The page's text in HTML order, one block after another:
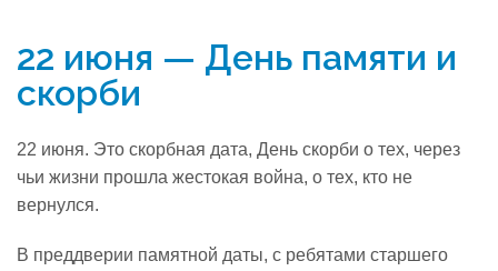
Деятельность
Родителям
Учитель года
22 июня — День памяти и
скорби
22 июня. Это скорбная дата, День скорби о тех, через
чьи жизни прошла жестокая война, о тех, кто не
вернулся.
В преддверии памятной даты, с ребятами старшего